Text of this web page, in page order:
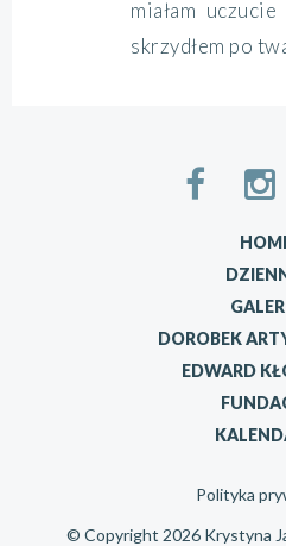
miałam
skrzydłem po
DOROBEK
EDWARD
Polityka
© Copyright 2026 Krystyna